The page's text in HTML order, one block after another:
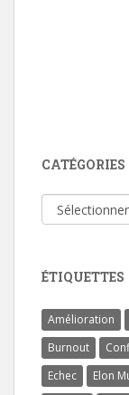
CATÉGORIES
Catégories
ÉTIQUETTES
Amélioration
Burnout
Echec
Elon